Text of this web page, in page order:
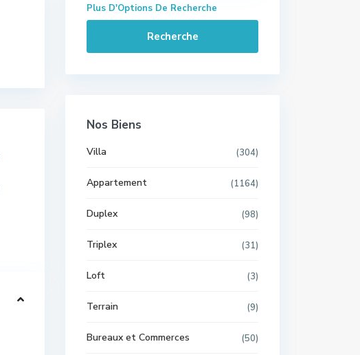
Plus D'Options De Recherche
Recherche
Nos Biens
Villa (304)
Appartement (1164)
Duplex (98)
Triplex (31)
Loft (3)
Terrain (9)
Bureaux et Commerces (50)